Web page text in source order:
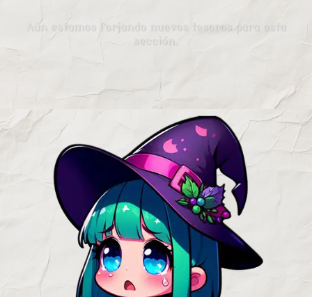
Aún estamos forjando nuevos tesoros para esta
sección.